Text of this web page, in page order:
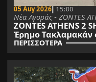
05 Αυγ 2026 15:00
Νέα Αγοράς - ZONTES
ZONTES ATHENS 2
Έρημο Τακλαμακάν
ΠΕΡΙΣΣΟΤΕΡΑ